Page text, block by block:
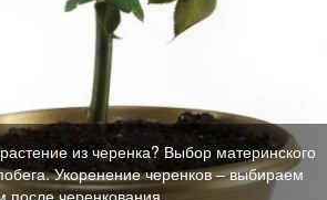
из черенка? Выбор материнского
Укоренение черенков – выбираем
после черенкования.